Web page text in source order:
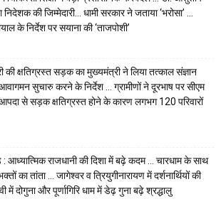
निदेशक की जिम्मेदारी… धामी सरकार ने जताया ‘भरोसा’ …
के निर्देश पर सयाना की ‘ताजपोशी’
क्षतिग्रस्त सड़क का मुख्यमंत्री ने लिया तत्काल संज्ञान
आवागमन सुचारु करने के निर्देश … ग्रामीणों ने दूरभाष पर सीएम
से सड़क क्षतिग्रस्त होने के कारण लगभग 120 परिवारों
आध्यात्मिक राजधानी की दिशा में बढ़े कदम … चारधाम के साथ
का तांता … जागेश्वर व त्रियुगीनारायण में दर्शनार्थियों की
में दोगुना और पूर्णागिरि धाम में डेढ़ गुना बढ़े श्रद्धालु